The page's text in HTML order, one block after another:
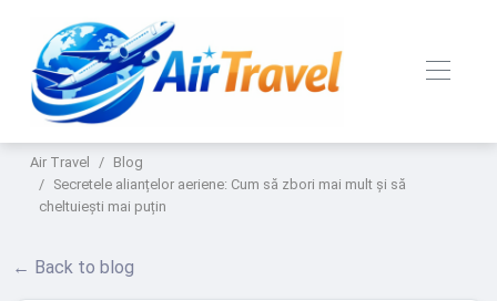
Air Travel
Blog
Secretele alianțelor aeriene: Cum să zbori mai mult și să
cheltuiești mai puțin
← Back to blog